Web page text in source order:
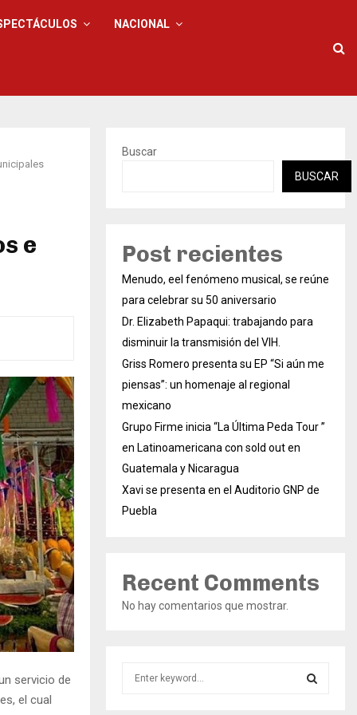
NACIONAL
e
servicio de
el cual
Buscar
BUSCAR
Post recientes
Menudo, eel fenómeno musical, se reúne
para celebrar su 50 aniversario
Dr. Elizabeth Papaqui: trabajando para
disminuir la transmisión del VIH.
Griss Romero presenta su EP “Si aún me
piensas”: un homenaje al regional
mexicano
Grupo Firme inicia “La Última Peda Tour ”
en Latinoamericana con sold out en
Guatemala y Nicaragua
Xavi se presenta en el Auditorio GNP de
Puebla
Recent Comments
No hay comentarios que mostrar.